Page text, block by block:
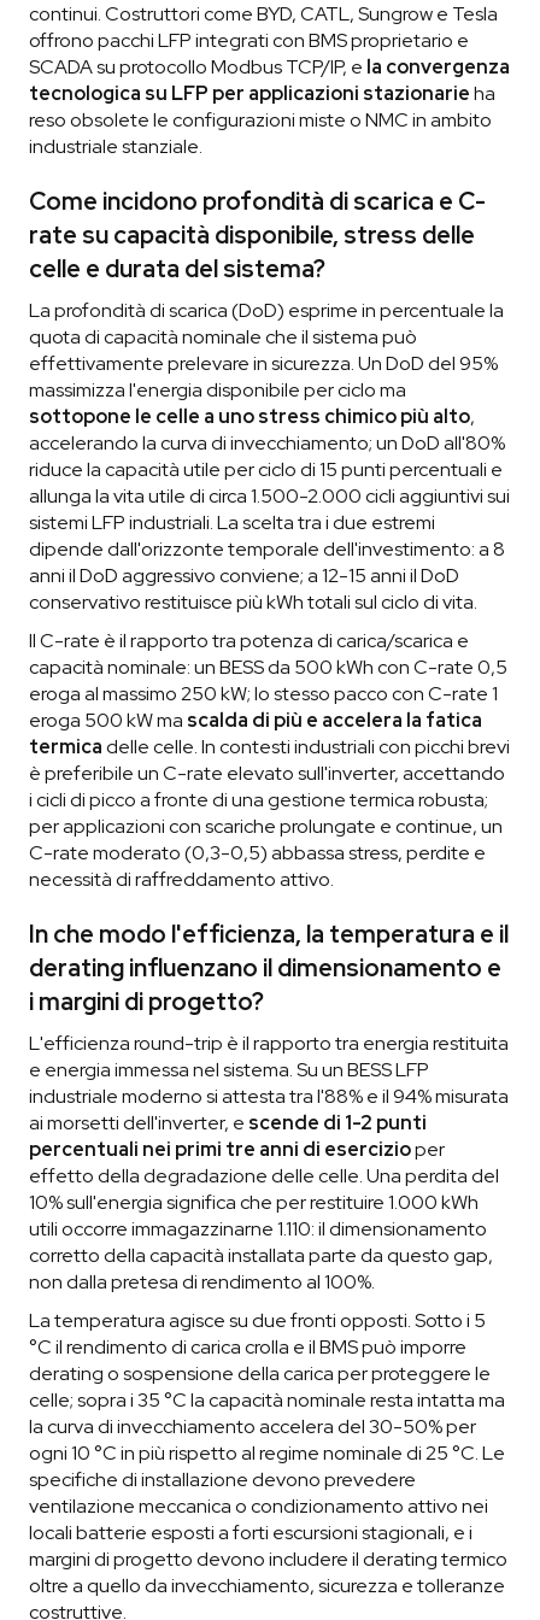
continui. Costruttori come BYD, CATL, Sungrow e Tesla
offrono pacchi LFP integrati con BMS proprietario e
SCADA su protocollo Modbus TCP/IP, e la convergenza
tecnologica su LFP per applicazioni stazionarieha
reso obsolete le configurazioni miste o NMC in ambito
industriale stanziale.
Come incidono profondità di scarica e C-
rate su capacità disponibile, stress delle
celle e durata del sistema?
La profondità di scarica (DoD) esprime in percentuale la
quota di capacità nominale che il sistema può
effettivamente prelevare in sicurezza. Un DoD del 95%
massimizza l'energia disponibile per ciclo ma
sottopone le celle a uno stress chimico più alto,
accelerando la curva di invecchiamento; un DoD all'80%
riduce la capacità utile per ciclo di 15 punti percentuali e
allunga la vita utile di circa 1.500-2.000 cicli aggiuntivi sui
sistemi LFP industriali. La scelta tra i due estremi
dipende dall'orizzonte temporale dell'investimento: a 8
anni il DoD aggressivo conviene; a 12-15 anni il DoD
conservativo restituisce più kWh totali sul ciclo di vita.
Il C-rate è il rapporto tra potenza di carica/scarica e
capacità nominale: un BESS da 500 kWh con C-rate 0,5
eroga al massimo 250 kW; lo stesso pacco con C-rate 1
eroga 500 kW ma scalda di più e accelera la fatica
termicadelle celle. In contesti industriali con picchi brevi
è preferibile un C-rate elevato sull'inverter, accettando
i cicli di picco a fronte di una gestione termica robusta;
per applicazioni con scariche prolungate e continue, un
C-rate moderato (0,3-0,5) abbassa stress, perdite e
necessità di raffreddamento attivo.
In che modo l'efficienza, la temperatura e il
derating influenzano il dimensionamento e
i margini di progetto?
L'efficienza round-trip è il rapporto tra energia restituita
e energia immessa nel sistema. Su un BESS LFP
industriale moderno si attesta tra l'88% e il 94% misurata
ai morsetti dell'inverter, e scende di 1-2 punti
percentuali nei primi tre anni di esercizioper
effetto della degradazione delle celle. Una perdita del
10% sull'energia significa che per restituire 1.000 kWh
utili occorre immagazzinarne 1.110: il dimensionamento
corretto della capacità installata parte da questo gap,
non dalla pretesa di rendimento al 100%.
La temperatura agisce su due fronti opposti. Sotto i 5
°C il rendimento di carica crolla e il BMS può imporre
derating o sospensione della carica per proteggere le
celle; sopra i 35 °C la capacità nominale resta intatta ma
la curva di invecchiamento accelera del 30-50% per
ogni 10 °C in più rispetto al regime nominale di 25 °C. Le
specifiche di installazione devono prevedere
ventilazione meccanica o condizionamento attivo nei
locali batterie esposti a forti escursioni stagionali, e i
margini di progetto devono includere il derating termico
oltre a quello da invecchiamento, sicurezza e tolleranze
costruttive.